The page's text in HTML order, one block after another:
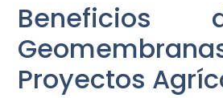
Proyectos